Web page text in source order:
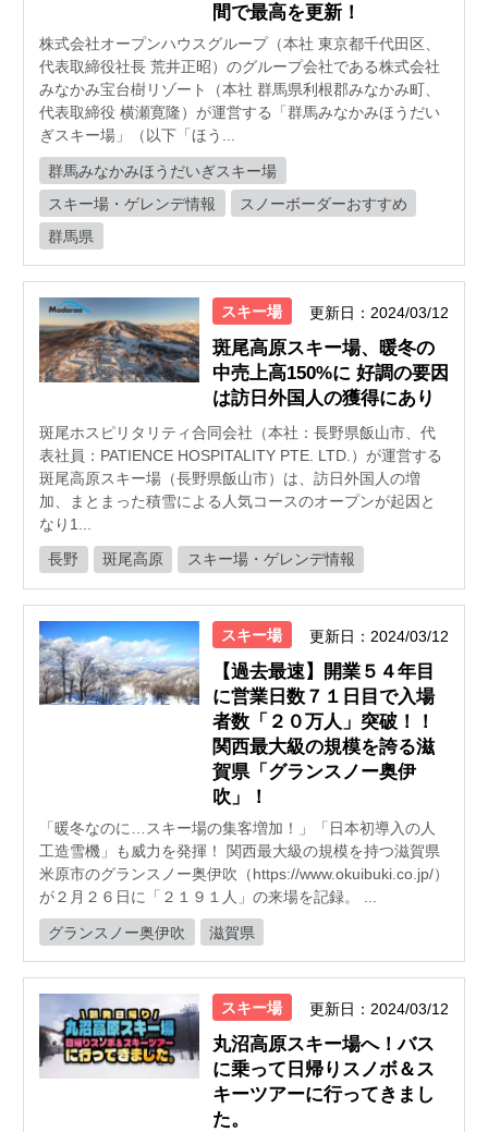
間で最高を更新！
株式会社オープンハウスグループ（本社 東京都千代田区、
代表取締役社長 荒井正昭）のグループ会社である株式会社
みなかみ宝台樹リゾート（本社 群馬県利根郡みなかみ町、
代表取締役 横瀬寛隆）が運営する「群馬みなかみほうだい
ぎスキー場」（以下「ほう...
群馬みなかみほうだいぎスキー場
スキー場・ゲレンデ情報
スノーボーダーおすすめ
群馬県
スキー場 更新日：2024/03/12
斑尾高原スキー場、暖冬の
中売上高150%に 好調の要因
は訪日外国人の獲得にあり
斑尾ホスピリタリティ合同会社（本社：⻑野県飯⼭市、代
表社員：PATIENCE HOSPITALITY PTE. LTD.）が運営する
斑尾⾼原スキー場（⻑野県飯⼭市）は、訪日外国人の増
加、まとまった積雪による人気コースのオープンが起因と
なり1...
長野 斑尾高原 スキー場・ゲレンデ情報
スキー場 更新日：2024/03/12
【過去最速】開業５４年目
に営業日数７１日目で入場
者数「２０万人」突破！！
関西最大級の規模を誇る滋
賀県「グランスノー奥伊
吹」！
「暖冬なのに…スキー場の集客増加！」「日本初導入の人
工造雪機」も威力を発揮！ 関西最大級の規模を持つ滋賀県
米原市のグランスノー奥伊吹（https://www.okuibuki.co.jp/）
が２月２６日に「２１９１人」の来場を記録。 ...
グランスノー奥伊吹 滋賀県
スキー場 更新日：2024/03/12
丸沼高原スキー場へ！バス
に乗って日帰りスノボ＆ス
キーツアーに行ってきまし
た。